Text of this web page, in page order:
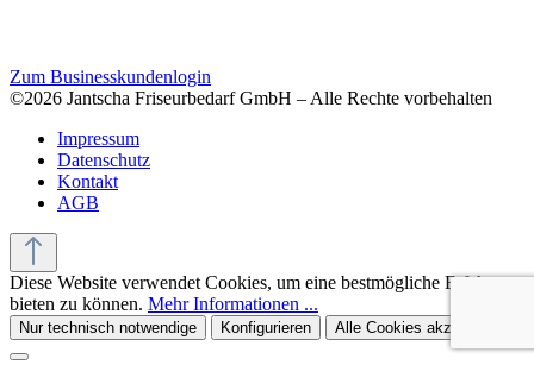
Zum Businesskundenlogin
©2026 Jantscha Friseurbedarf GmbH – Alle Rechte vorbehalten
Impressum
Datenschutz
Kontakt
AGB
Diese Website verwendet Cookies, um eine bestmögliche Erfahrung
bieten zu können. Mehr Informationen ...
Nur technisch notwendige Konfigurieren Alle Cookies akzeptieren